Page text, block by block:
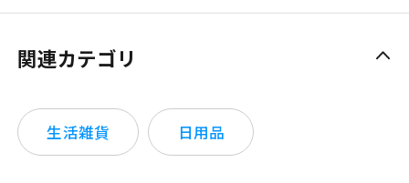
関連カテゴリ
生活雑貨 日用品